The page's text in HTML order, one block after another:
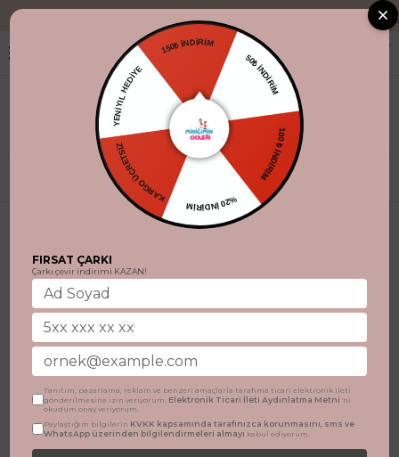
"Aynı gün
Filtrele
Miniğimin Cicileri Fiyonk Detaylı Kışlık Kız Çocuk Tek Alt - Siyah
150₺ İNDİRİM
50₺ İNDİRİM
100 ₺ İNDİRİM
%20 İNDİRİM
KARGO ÜCRETSİZ
YENİYIL HEDİYE
FIRSAT ÇARKI
Çarkı çevir indirimi KAZAN!
Tanıtım, pazarlama, reklam ve benzeri amaçlarla tarafıma ticari elektronik ileti
gönderilmesine izin veriyorum. Elektronik Ticari İleti Aydınlatma Metni 'ni
okudum onay veriyorum.
Paylaştığım bilgilerin KVKK kapsamında tarafınızca korunmasını, sms ve
WhatsApp üzerinden bilgilendirmeleri almayı kabul ediyorum.